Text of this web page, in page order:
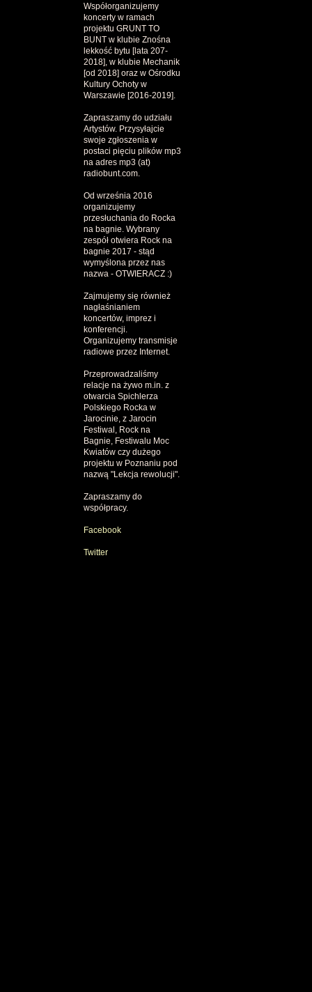
Współorganizujemy
koncerty w ramach
projektu GRUNT TO
BUNT w klubie Znośna
lekkość bytu [lata 207-
2018], w klubie Mechanik
[od 2018] oraz w Ośrodku
Kultury Ochoty w
Warszawie [2016-2019].
Zapraszamy do udziału
Artystów. Przysyłajcie
swoje zgłoszenia w
postaci pięciu plików mp3
na adres mp3 (at)
radiobunt.com.
Od września 2016
organizujemy
przesłuchania do Rocka
na bagnie. Wybrany
zespół otwiera Rock na
bagnie 2017 - stąd
wymyślona przez nas
nazwa - OTWIERACZ :)
Zajmujemy się również
nagłaśnianiem
koncertów, imprez i
konferencji.
Organizujemy transmisje
radiowe przez Internet.
Przeprowadzaliśmy
relacje na żywo m.in. z
otwarcia Spichlerza
Polskiego Rocka w
Jarocinie, z Jarocin
Festiwal, Rock na
Bagnie, Festiwalu Moc
Kwiatów czy dużego
projektu w Poznaniu pod
nazwą "Lekcja rewolucji".
Zapraszamy do
współpracy.
Facebook
Twitter